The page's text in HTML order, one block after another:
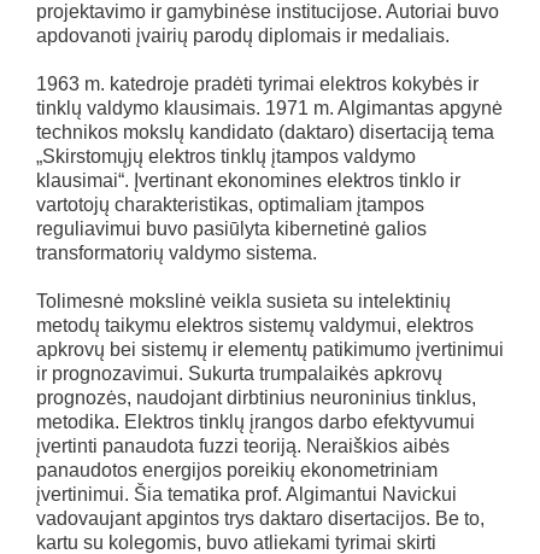
projektavimo ir gamybinėse institucijose. Autoriai buvo
apdovanoti įvairių parodų diplomais ir medaliais.
1963 m. katedroje pradėti tyrimai elektros kokybės ir
tinklų valdymo klausimais. 1971 m. Algimantas apgynė
technikos mokslų kandidato (daktaro) disertaciją tema
„Skirstomųjų elektros tinklų įtampos valdymo
klausimai“. Įvertinant ekonomines elektros tinklo ir
vartotojų charakteristikas, optimaliam įtampos
reguliavimui buvo pasiūlyta kibernetinė galios
transformatorių valdymo sistema.
Tolimesnė mokslinė veikla susieta su intelektinių
metodų taikymu elektros sistemų valdymui, elektros
apkrovų bei sistemų ir elementų patikimumo įvertinimui
ir prognozavimui. Sukurta trumpalaikės apkrovų
prognozės, naudojant dirbtinius neuroninius tinklus,
metodika. Elektros tinklų įrangos darbo efektyvumui
įvertinti panaudota fuzzi teoriją. Neraiškios aibės
panaudotos energijos poreikių ekonometriniam
įvertinimui. Šia tematika prof. Algimantui Navickui
vadovaujant apgintos trys daktaro disertacijos. Be to,
kartu su kolegomis, buvo atliekami tyrimai skirti